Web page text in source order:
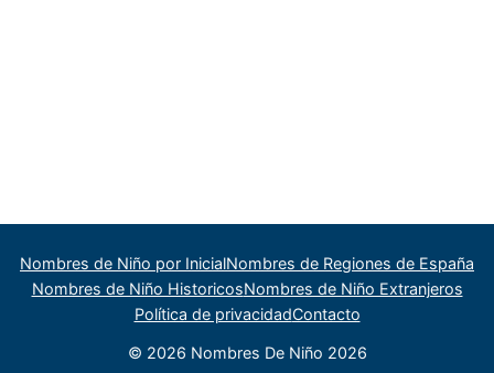
Nombres de Niño por InicialNombres de Regiones de España
Nombres de Niño HistoricosNombres de Niño Extranjeros
Política de privacidadContacto
© 2026 Nombres De Niño 2026